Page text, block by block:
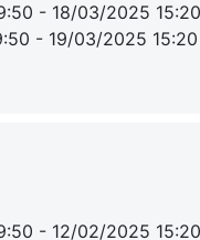
- 18/03/2025 15:20
- 19/03/2025 15:20
- 12/02/2025 15:20